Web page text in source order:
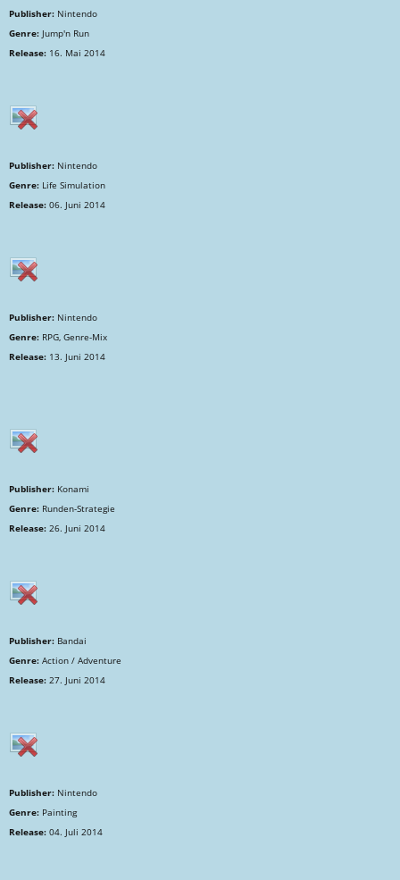
Publisher: Nintendo
Genre: Jump'n Run
Release: 16. Mai 2014
Publisher: Nintendo
Genre: Life Simulation
Release: 06. Juni 2014
Publisher: Nintendo
Genre: RPG, Genre-Mix
Release: 13. Juni 2014
Publisher: Konami
Genre: Runden-Strategie
Release: 26. Juni 2014
Publisher: Bandai
Genre: Action / Adventure
Release: 27. Juni 2014
Publisher: Nintendo
Genre: Painting
Release: 04. Juli 2014